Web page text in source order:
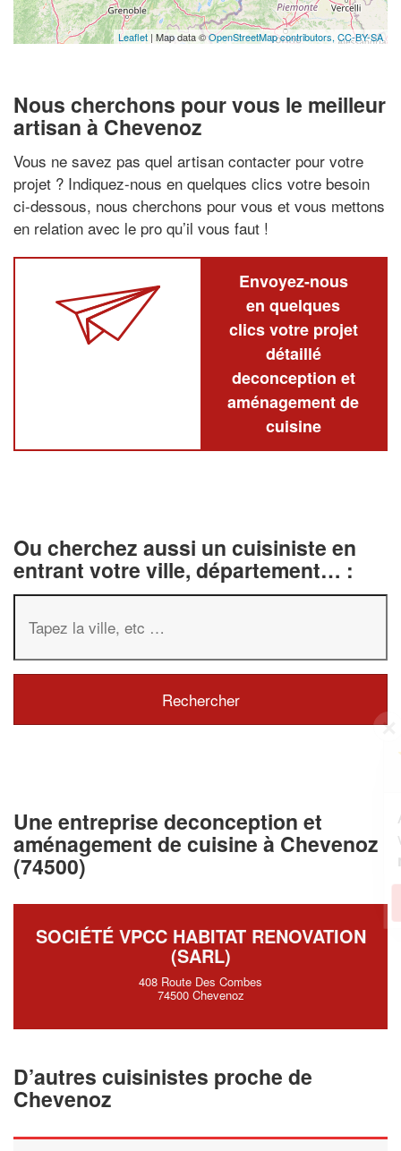
Leaflet | Map data ©OpenStreetMap contributors, CC-BY-SA
Nous cherchons pour vous le meilleur
artisan à Chevenoz
Vous ne savez pas quel artisan contacter pour votre
projet ? Indiquez-nous en quelques clics votre besoin
ci-dessous, nous cherchons pour vous et vous mettons
en relation avec le pro qu’il vous faut !
Envoyez-nous
en quelques
clics votre projet
détaillé
deconception et
aménagement de
cuisine
Ou cherchez aussi un cuisiniste en
entrant votre ville, département… :
Une entreprise deconception et
aménagement de cuisine à Chevenoz
(74500)
SOCIÉTÉ VPCC HABITAT RENOVATION
(SARL)
408 Route Des Combes
74500 Chevenoz
D’autres cuisinistes proche de
Chevenoz
✕
Augmentez votrechiffre d'affaires
vosmargestout en gagnant de
nouveaux clients !
En savoir plus